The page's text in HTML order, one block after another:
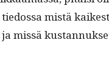
mis­tä
mis­sä